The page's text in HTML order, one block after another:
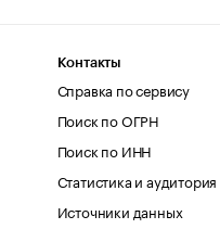
Контакты
Справка по сервису
Поиск по ОГРН
Поиск по ИНН
Статистика и аудитория
Источники данных